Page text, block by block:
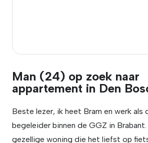
Man (24) op zoek naar
appartement in Den
Beste lezer, ik heet Bram en werk als
begeleider binnen de GGZ in
gezellige woning die het liefst op